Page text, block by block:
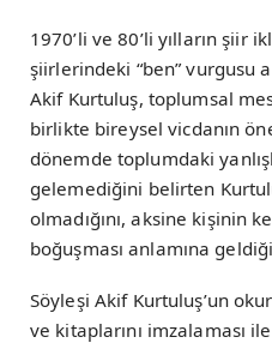
1970’li ve 80’li yılların şiir
şiirlerindeki “ben” vurgusu
Akif Kurtuluş, toplumsal
birlikte bireysel vicdanın
dönemde toplumdaki
gelemediğini belirten
olmadığını, aksine kişinin
boğuşması anlamına
Söyleşi Akif Kurtuluş’un
ve kitaplarını imzalaması